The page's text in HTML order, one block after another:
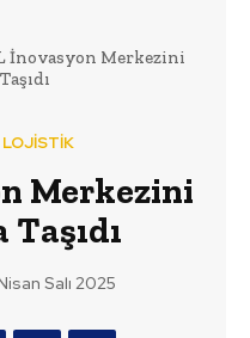
İnovasyon Merkezini
LOJİSTİK
Merkezini
Salı 2025